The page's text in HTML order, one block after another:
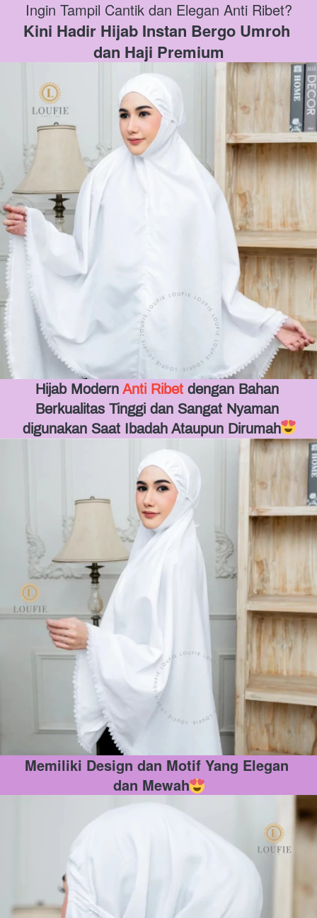
Ingin Tampil Cantik dan Elegan Anti Ribet?
Kini Hadir Hijab Instan Bergo Umroh
dan Haji Premium
Hijab Modern Anti Ribet dengan Bahan
Berkualitas Tinggi dan Sangat Nyaman
digunakan Saat Ibadah Ataupun Dirumah
Memiliki Design dan Motif Yang Elegan
dan Mewah